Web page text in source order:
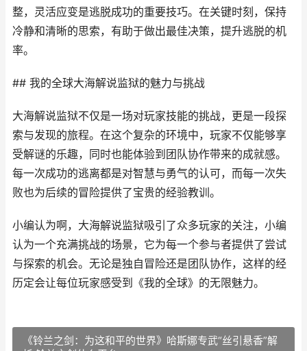
整，灵活应变是逃脱成功的重要技巧。在关键时刻，保持
冷静和清晰的思索，有助于做出最佳决策，提升逃脱的机
率。
## 我的全球大海解说监狱的魅力与挑战
大海解说监狱不仅是一场对玩家技能的挑战，更是一段探
索与发现的旅程。在这个复杂的环境中，玩家不仅能够享
受解谜的乐趣，同时也能体验到团队协作带来的成就感。
每一次成功的逃离都是对智慧与勇气的认可，而每一次失
败也为后续的冒险提供了宝贵的经验教训。
小编认为啊，大海解说监狱吸引了众多玩家的关注，小编
认为一个充满挑战的场景，它为每一个参与者提供了尝试
与探索的机会。无论是独自冒险还是团队协作，这样的经
历定会让每位玩家感受到《我的全球》的无限魅力。
《铃兰之剑：为这和平的世界》哈斯娜专武“丝引悬香”解